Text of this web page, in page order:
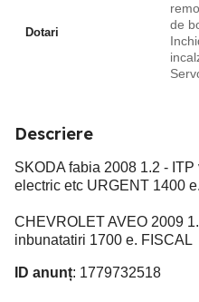
Dotari
de
Descriere
SKODA fabia 2008 1.2 - ITP
electric etc URGENT 1400
CHEVROLET AVEO 2009
inbunatatiri 1700 e. FISCAL
ID anunț: 1779732518